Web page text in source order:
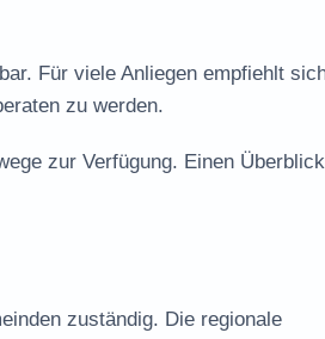
Für viele Anliegen empfiehlt
zu werden.
zur Verfügung. Einen
zuständig. Die regionale